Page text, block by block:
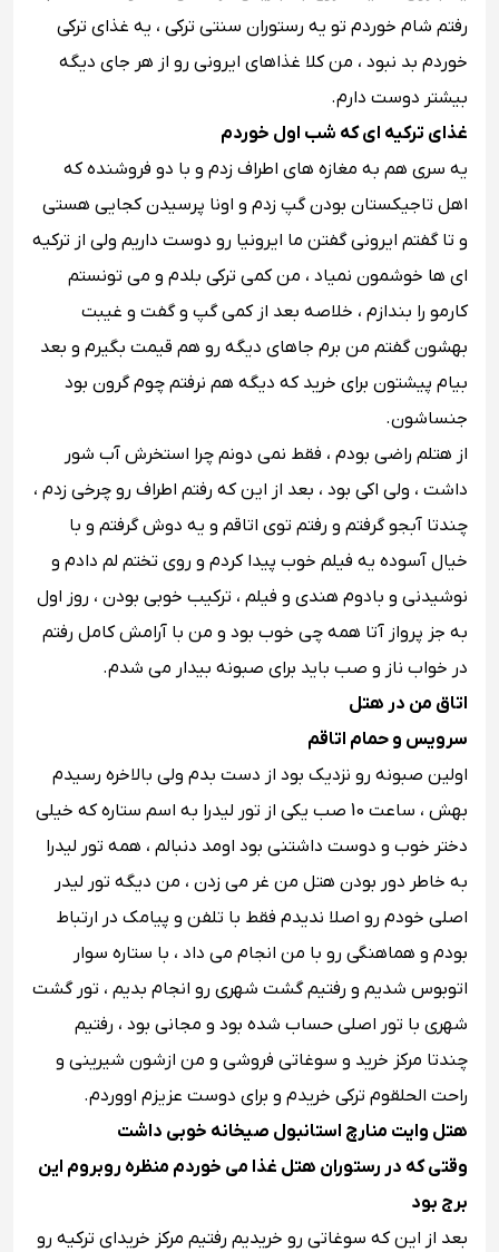
رفتم شام خوردم تو یه رستوران سنتی ترکی ، یه غذای ترکی
خوردم بد نبود ، من کلا غذاهای ایرونی رو از هر جای دیگه
بیشتر دوست دارم.
غذای ترکیه ای که شب اول خوردم
یه سری هم به مغازه های اطراف زدم و با دو فروشنده که
اهل تاجیکستان بودن گپ زدم و اونا پرسیدن کجایی هستی
و تا گفتم ایرونی گفتن ما ایرونیا رو دوست داریم ولی از ترکیه
ای ها خوشمون نمیاد ، من کمی ترکی بلدم و می تونستم
کارمو را بندازم ، خلاصه بعد از کمی گپ و گفت و غیبت
بهشون گفتم من برم جاهای دیگه رو هم قیمت بگیرم و بعد
بیام پیشتون برای خرید که دیگه هم نرفتم چوم گرون بود
جنساشون.
از هتلم راضی بودم ، فقط نمی دونم چرا استخرش آب شور
داشت ، ولی اکی بود ، بعد از این که رفتم اطراف رو چرخی زدم ،
چندتا آبجو گرفتم و رفتم توی اتاقم و یه دوش گرفتم و با
خیال آسوده یه فیلم خوب پیدا کردم و روی تختم لم دادم و
نوشیدنی و بادوم هندی و فیلم ، ترکیب خوبی بودن ، روز اول
به جز پرواز آتا همه چی خوب بود و من با آرامش کامل رفتم
در خواب ناز و صب باید برای صبونه بیدار می شدم.
اتاق من در هتل
سرویس و حمام اتاقم
اولین صبونه رو نزدیک بود از دست بدم ولی بالاخره رسیدم
بهش ، ساعت 10 صب یکی از تور لیدرا به اسم ستاره که خیلی
دختر خوب و دوست داشتنی بود اومد دنبالم ، همه تور لیدرا
به خاطر دور بودن هتل من غر می زدن ، من دیگه تور لیدر
اصلی خودم رو اصلا ندیدم فقط با تلفن و پیامک در ارتباط
بودم و هماهنگی رو با من انجام می داد ، با ستاره سوار
اتوبوس شدیم و رفتیم گشت شهری رو انجام بدیم ، تور گشت
شهری با تور اصلی حساب شده بود و مجانی بود ، رفتیم
چندتا مرکز خرید و سوغاتی فروشی و من ازشون شیرینی و
راحت الحلقوم ترکی خریدم و برای دوست عزیزم اووردم.
هتل وایت منارچ استانبول صیخانه خوبی داشت
وقتی که در رستوران هتل غذا می خوردم منظره روبروم این
برج بود
بعد از این که سوغاتی رو خریدیم رفتیم مرکز خریدای ترکیه رو